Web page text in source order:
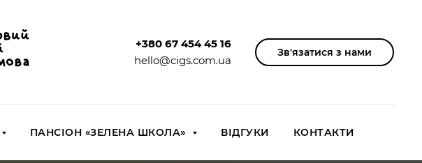
+380 67 454 45 16
hello@cigs.com.ua
Зв'язатися з нами
ПАНСІОН «ЗЕЛЕНА ШКОЛА» ВІДГУКИ КОНТАКТИ